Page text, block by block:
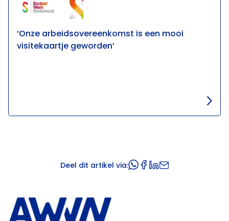
‘Onze arbeidsovereenkomst is een mooi
visitekaartje geworden’
Deel dit artikel via: